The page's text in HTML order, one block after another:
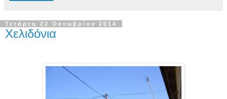
Τετάρτη 22 Οκτωβρίου 2014
Χελιδόνια